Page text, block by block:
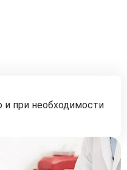
и при необходимости